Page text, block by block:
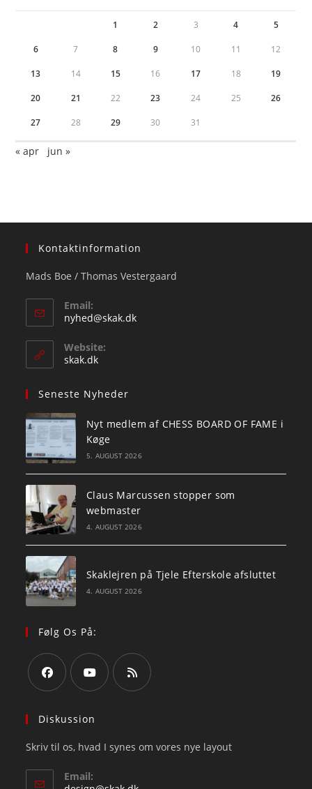
1 2 3 4 5
6 7 8 9 10 11 12
13 14 15 16 17 18 19
20 21 22 23 24 25 26
27 28 29 30 31
« apr jun »
Kontaktinformation
Mads Boe / Thomas Vestergaard
Email:
nyhed@skak.dkOpens
Website:
skak.dk
Seneste Nyheder
Nyt medlem af CHESS BOARD OF FAME i
Køge
5. AUGUST 2026
Claus Marcussen stopper som
webmaster
4. AUGUST 2026
Skaklejren på Tjele Efterskole afsluttet
4. AUGUST 2026
Følg Os På:
in
new
tab
in
new
new
Diskussion
Skriv til os, hvad I synes om vores nye layout
Email: